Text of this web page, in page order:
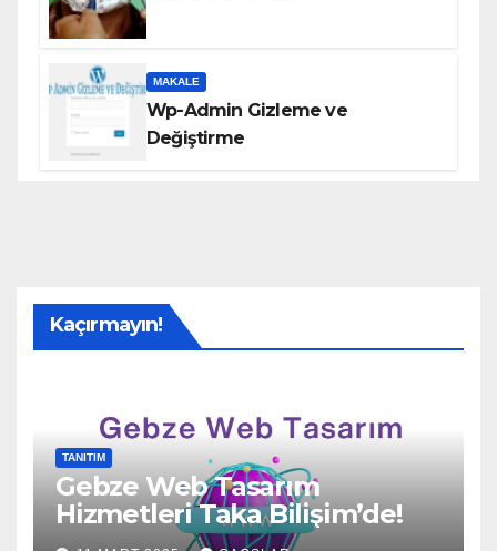
MAKALE
Wp-Admin Gizleme ve
Değiştirme
Kaçırmayın!
TANITIM
Gebze Web Tasarım
Hizmetleri Taka Bilişim’de!